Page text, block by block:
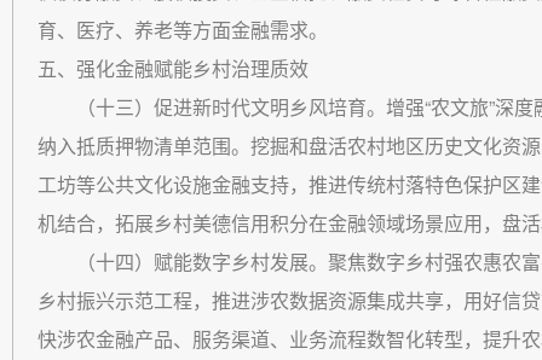
育、医疗、养老等方面金融需求。
五、强化金融赋能乡村治理质效
（十三）促进新时代文明乡风培育。增强“农文旅”深
纳入抵质押物清单范围。挖掘和盘活农村地区历史文化资
工坊等公共文化设施金融支持，推进传统村落特色保护区
机结合，拓展乡村美德信用积分在金融领域场景应用，盘
（十四）赋能数字乡村发展。聚焦数字乡村强农惠农
乡村振兴示范工程，推进涉农数据资源集成共享，用好信
快涉农金融产品、服务渠道、业务流程数智化转型，提升